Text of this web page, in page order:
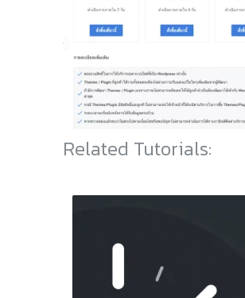
Related Tutorials: